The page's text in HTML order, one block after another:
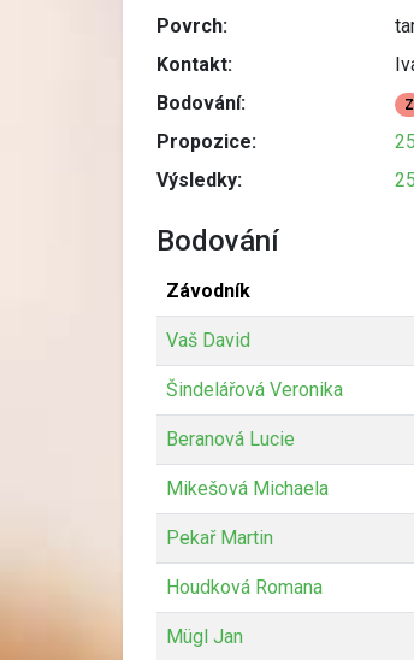
Povrch:
Kontakt:
Bodování:
Z
Propozice:
Výsledky:
Bodování
Závodník
Vaš David
Šindelářová Veronika
Beranová Lucie
Mikešová Michaela
Pekař Martin
Houdková Romana
Mügl Jan